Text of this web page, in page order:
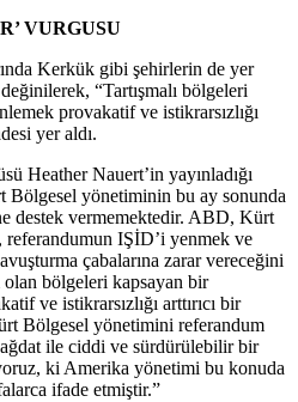
VURGUSU
Kerkük gibi şehirlerin de yer
değinilerek, “Tartışmalı bölgeleri
provakatif ve istikrarsızlığı
yer aldı.
Heather Nauert’in yayınladığı
Bölgesel yönetiminin bu ay sonunda
destek vermemektedir. ABD, Kürt
IŞİD’i yenmek ve
çabalarına zarar vereceğini
olan bölgeleri kapsayan bir
ve istikrarsızlığı arttırıcı bir
Bölgesel yönetimini referandum
ile ciddi ve sürdürülebilir bir
ki Amerika yönetimi bu konuda
ifade etmiştir.”